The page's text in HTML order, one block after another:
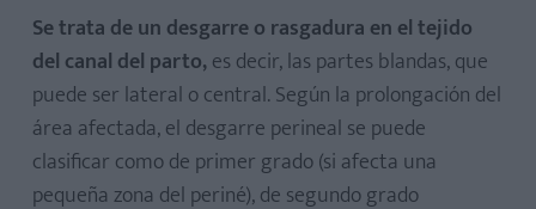
Se trata de un desgarre o rasgadura en el tejido
del canal del parto,es decir, las partes blandas, que
puede ser lateral o central. Según la prolongación del
área afectada, el desgarre perineal se puede
clasificar como de primer grado (si afecta una
pequeña zona del periné), de segundo grado